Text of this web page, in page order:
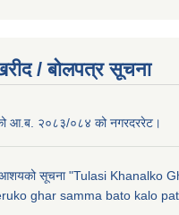
/ बाेलपत्र सूचना
आ.ब. २०८३/०८४ को नगरदररेट।
आशयको सूचना "Tulasi Khanalko
ghar samma bato kalo